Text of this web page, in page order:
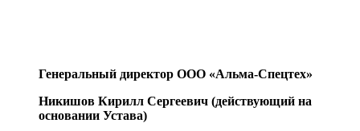
Генеральный директор ООО «Альма-Спецтех»
Никишов Кирилл Сергеевич (действующий на
основании Устава)